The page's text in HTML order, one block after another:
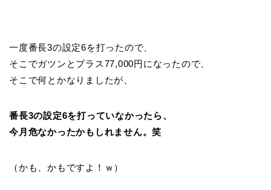
一度番長3の設定6を打ったので、
そこでガツンとプラス77,000円になったので、
そこで何とかなりましたが、
番長3の設定6を打っていなかったら、
今月危なかったかもしれません。笑
（かも、かもですよ！ｗ）